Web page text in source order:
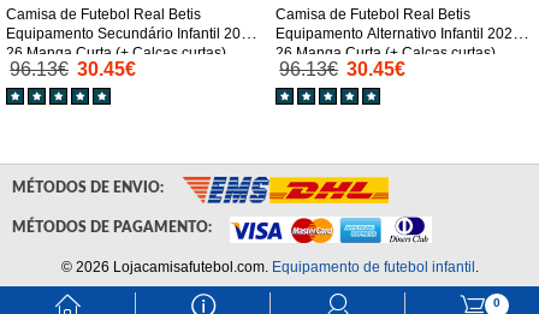
Camisa de Futebol Real Betis
Equipamento Secundário Infantil 2025-
26 Manga Curta (+ Calças curtas)
96.13€ 30.45€
Camisa de Futebol Real Betis
Equipamento Alternativo Infantil 2025-
26 Manga Curta (+ Calças curtas)
96.13€ 30.45€
󰃱 󰈢 󰃳 0
󰃦
MÉTODOS DE ENVIO:
MÉTODOS DE PAGAMENTO:
© 2026 Lojacamisafutebol.com. Equipamento de futebol infantil .